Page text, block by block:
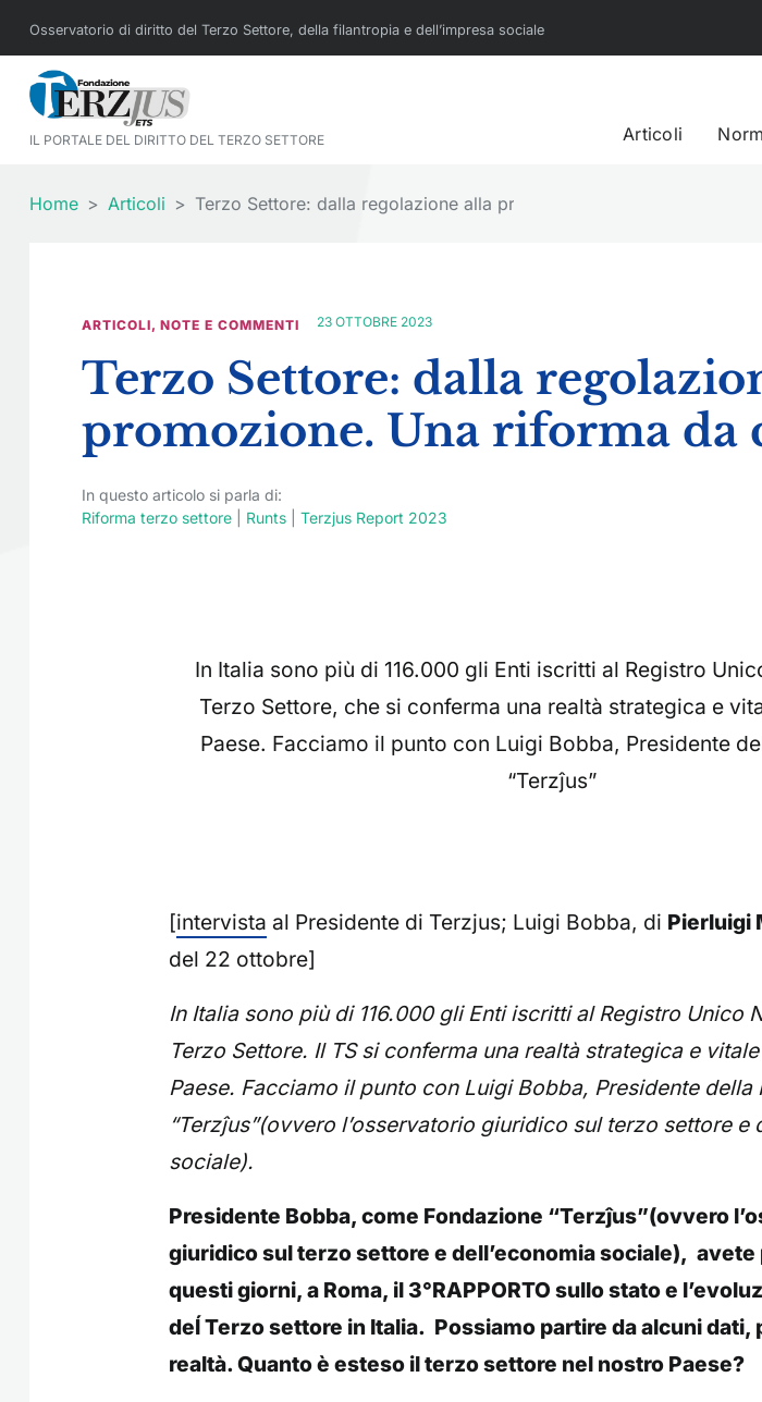
Osservatorio di diritto del Terzo Settore, della filantropia e dell’impresa sociale
IL PORTALE DEL DIRITTO DEL TERZO SETTORE Articoli
Home Articoli Terzo Settore: dalla regolazione alla promozione. Una riforma da
ARTICOLI, NOTE E COMMENTI 23 OTTOBRE 2023
Terzo Settore: dalla
promozione. Una riforma da
In questo articolo si parla di:
Riforma terzo settore
Runts Terzjus Report 2023
In Italia sono più di 116.000 gli Enti iscritti al Registro
Terzo Settore, che si conferma una realtà strategica e
Paese. Facciamo il punto con Luigi Bobba, Presidente
“Terzĵus”
[intervista al Presidente di Terzjus; Luigi Bobba, di Pierluigi
del 22 ottobre]
In Italia sono più di 116.000 gli Enti iscritti al Registro Unico
Terzo Settore. Il TS si conferma una realtà strategica e
Paese. Facciamo il punto con Luigi Bobba, Presidente della
“Terzĵus”(ovvero l’osservatorio giuridico sul terzo settore e
sociale).
Presidente Bobba, come Fondazione “Terzĵus”(ovvero
giuridico sul terzo settore e dell’economia sociale),
questi giorni, a Roma, il 3°RAPPORTO sullo stato e
deĺ Terzo settore in Italia. Possiamo partire da alcuni dati,
realtà. Quanto è esteso il terzo settore nel nostro Paese?